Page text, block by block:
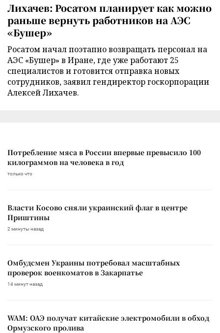
Лихачев: Росатом планирует как можно
раньше вернуть работников на АЭС
«Бушер»
Росатом начал поэтапно возвращать персонал на
АЭС «Бушер» в Иране, где уже работают 25
специалистов и готовится отправка новых
сотрудников, заявил гендиректор госкорпорации
Алексей Лихачев.
Потребление мяса в России впервые превысило 100
килограммов на человека в год
только что
Власти Косово сняли украинский флаг в центре
Приштины
2 минуты назад
Омбудсмен Украины потребовал масштабных
проверок военкоматов в Закарпатье
14 минут назад
WAM: ОАЭ получат китайские электромобили в обход
Ормузского пролива